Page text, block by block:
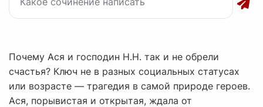
Почему Ася и господин Н.Н. так и не обрели
счастья? Ключ не в разных социальных статусах
или возрасте — трагедия в самой природе героев.
Ася, порывистая и открытая, ждала от